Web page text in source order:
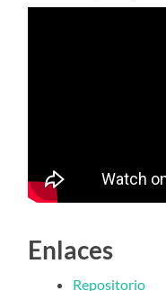
Enlaces
Repositorio